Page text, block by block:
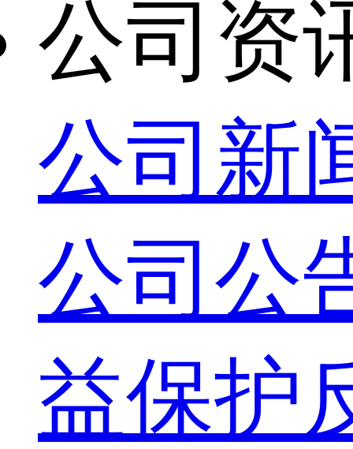
公司资
公司新
公司公
益保护